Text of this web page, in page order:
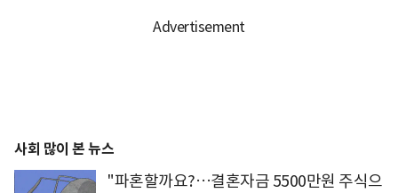
사회 많이 본 뉴스
"파혼할까요?…결혼자금 5500만원 주식으